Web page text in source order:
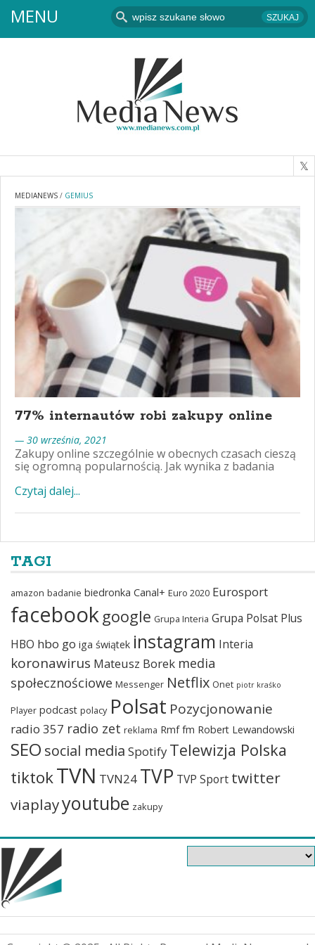
MENU
MEDIANEWS / GEMIUS
77% internautów robi zakupy online
— 30 września, 2021
Zakupy online szczególnie w obecnych czasach cieszą
się ogromną popularnością. Jak wynika z badania
Czytaj dalej...
TAGI
amazon badanie biedronka Canal+ Euro 2020 Eurosport
facebook google Grupa Interia Grupa Polsat Plus
HBO hbo go iga świątek instagram Interia
koronawirus Mateusz Borek media
społecznościowe Messenger Netflix Onet piotr kraśko
Player podcast polacy Polsat Pozycjonowanie
radio 357 radio zet reklama Rmf fm Robert Lewandowski
SEO social media Spotify Telewizja Polska
tiktokTVN TVN24 TVP TVP Sport twitter
viaplayyoutube zakupy